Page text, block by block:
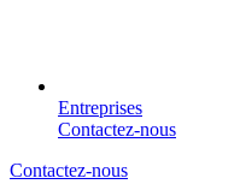
Entreprises
Contactez-nous
Contactez-nous